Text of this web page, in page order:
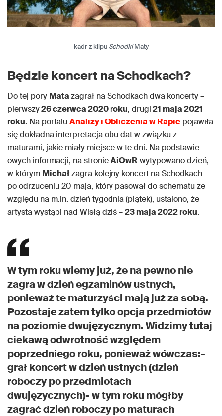
kadr z klipu SchodkiMaty
Będzie koncert na Schodkach?
Do tej pory Matazagrał na Schodkach dwa koncerty –
pierwszy26 czerwca 2020 roku, drugi21 maja 2021
roku. Na portalu Analizy i Obliczenia w Rapie pojawiła
się dokładna interpretacja obu dat w związku z
maturami, jakie miały miejsce w te dni. Na podstawie
owych informacji, na stronieAiOwRwytypowano dzień,
w którym Michałzagra kolejny koncert na Schodkach –
po odrzuceniu 20 maja, który pasował do schematu ze
względu na m.in. dzień tygodnia (piątek), ustalono, że
artysta wystąpi nad Wisłą dziś –23 maja 2022 roku.
W tym roku wiemy już, że na pewno nie
zagra w dzień egzaminów ustnych,
ponieważ te maturzyści mają już za sobą.
Pozostaje zatem tylko opcja przedmiotów
na poziomie dwujęzycznym. Widzimy tutaj
ciekawą odwrotność względem
poprzedniego roku, ponieważ wówczas:-
grał koncert w dzień ustnych (dzień
roboczy po przedmiotach
dwujęzycznych)- w tym roku mógłby
zagrać dzień roboczy po maturach